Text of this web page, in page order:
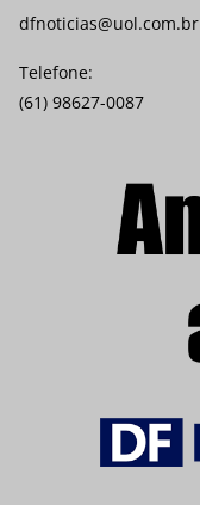
dfnoticias@uol.com.br
Telefone:
(61) 98627-0087